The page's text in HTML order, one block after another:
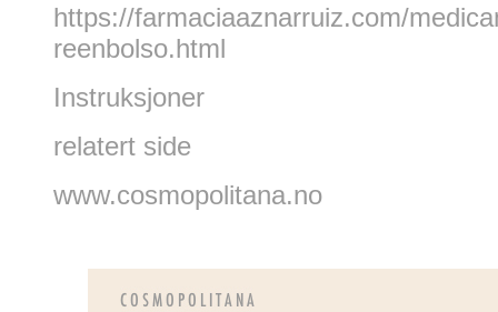
https://farmaciaaznarruiz.com/
reenbolso.html
Instruksjoner
relatert side
www.cosmopolitana.no